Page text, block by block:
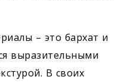
– это бархат и
выразительными
В своих